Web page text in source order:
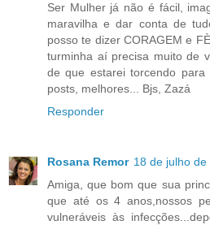
Ser Mulher já não é fácil,
maravilha e dar conta de
posso te dizer CORAGEM e
turminha aí precisa muito de
de que estarei torcendo
posts, melhores... Bjs, Zazá
Responder
Rosana Remor 18 de julho
Amiga, que bom que sua
que até os 4 anos,nossos
vulneráveis às